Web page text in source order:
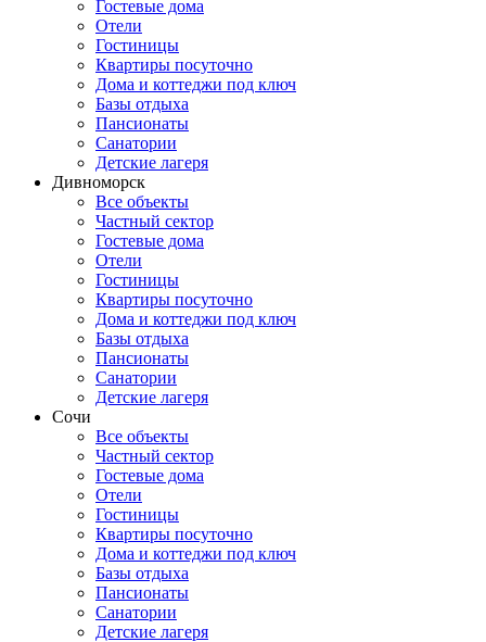
Гостевые дома
Отели
Гостиницы
Квартиры посуточно
Дома и коттеджи под ключ
Базы отдыха
Пансионаты
Санатории
Детские лагеря
Дивноморск
Все объекты
Частный сектор
Гостевые дома
Отели
Гостиницы
Квартиры посуточно
Дома и коттеджи под ключ
Базы отдыха
Пансионаты
Санатории
Детские лагеря
Сочи
Все объекты
Частный сектор
Гостевые дома
Отели
Гостиницы
Квартиры посуточно
Дома и коттеджи под ключ
Базы отдыха
Пансионаты
Санатории
Детские лагеря